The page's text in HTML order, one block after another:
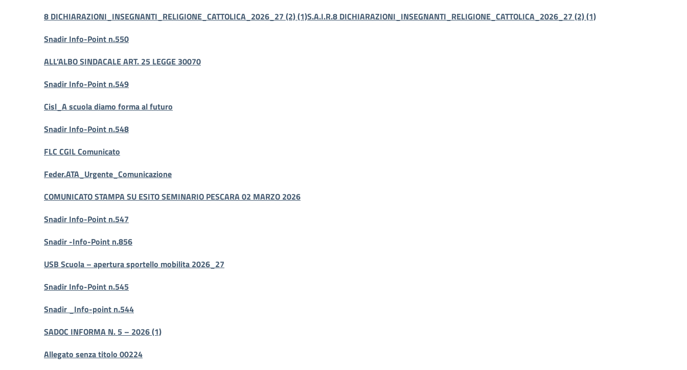
8 DICHIARAZIONI_INSEGNANTI_RELIGIONE_CATTOLICA_2026_27 (2) (1)S.A.I.R.8 DICHIARAZIONI_INSEGNANTI_RELIGIONE_CATTOLICA_2026_27 (2) (1)
Snadir Info-Point n.550
ALL’ALBO SINDACALE ART. 25 LEGGE 30070
Snadir Info-Point n.549
Cisl_A scuola diamo forma al futuro
Snadir Info-Point n.548
FLC CGIL Comunicato
Feder.ATA_Urgente_Comunicazione
COMUNICATO STAMPA SU ESITO SEMINARIO PESCARA 02 MARZO 2026
Snadir Info-Point n.547
Snadir -Info-Point n.856
USB Scuola – apertura sportello mobilita 2026_27
Snadir Info-Point n.545
Snadir _Info-point n.544
SADOC INFORMA N. 5 – 2026 (1)
Allegato senza titolo 00224